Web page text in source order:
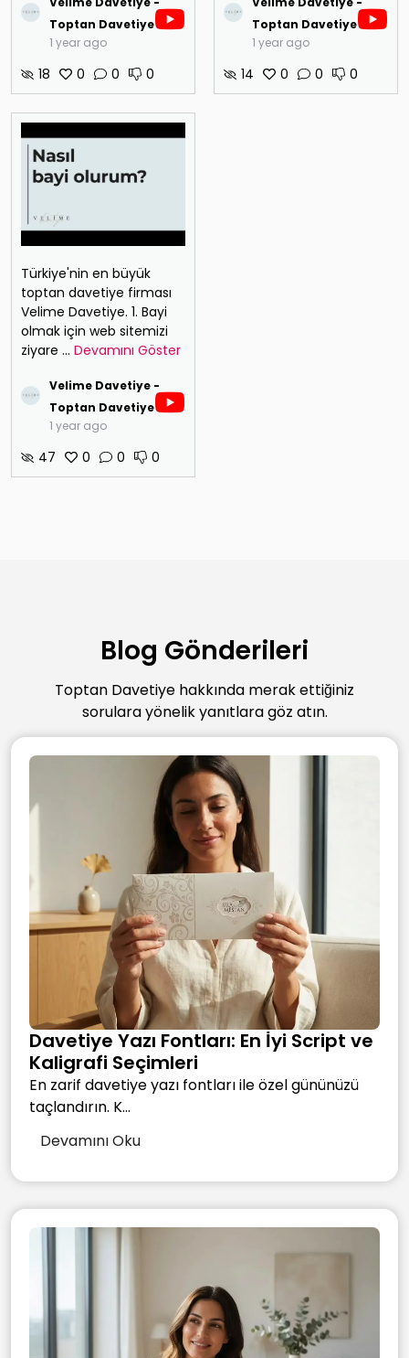
Toptan Davetiye
1 year ago
18 0 0 0
Toptan Davetiye
1 year ago
14 0 0 0
Türkiye'nin en büyük
toptan davetiye firması
Velime Davetiye. 1. Bayi
olmak için web sitemizi
ziyare ... Devamını Göster
Velime Davetiye -
Toptan Davetiye
1 year ago
47 0 0 0
Blog Gönderileri
Toptan Davetiye hakkında merak ettiğiniz
sorulara yönelik yanıtlara göz atın.
Davetiye Yazı Fontları: En İyi Script ve
Kaligrafi Seçimleri
En zarif davetiye yazı fontları ile özel gününüzü
taçlandırın. K...
Devamını Oku